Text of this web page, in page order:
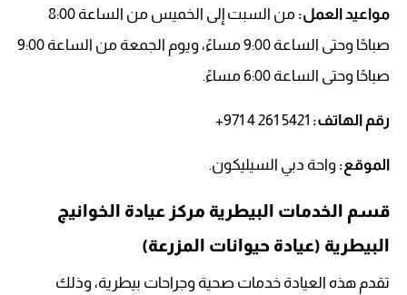
مواعيد العمل:
من السبت إلى الخميس من الساعة 8:00
صباحًا وحتى الساعة 9:00 مساءً، ويوم الجمعة من الساعة 9:00
صباحًا وحتى الساعة 6:00 مساءً.
رقم الهاتف: ‏‪ +971 4 261 5421‬‏
الموقع: واحة دبي السيليكون.
قسم الخدمات البيطرية مركز عيادة الخوانيج
البيطرية (عيادة حيوانات المزرعة)
تقدم هذه العيادة خدمات صحية وجراحات بيطرية، وذلك